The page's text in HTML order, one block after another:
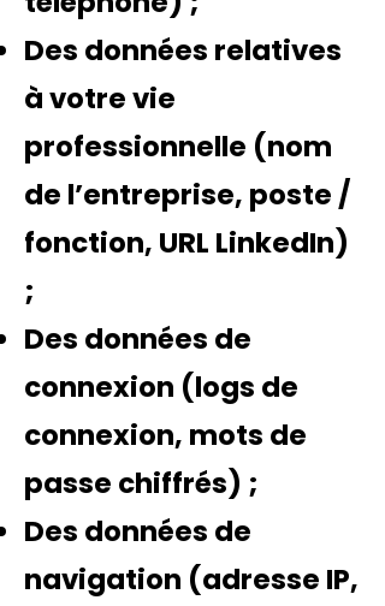
Des données relatives
à votre vie
professionnelle (nom
de l’entreprise, poste /
fonction, URL LinkedIn)
;
Des données de
connexion (logs de
connexion, mots de
passe chiffrés) ;
Des données de
navigation (adresse IP,